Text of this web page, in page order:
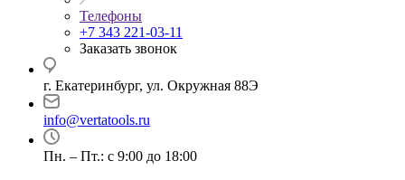
Телефоны
+7 343 221-03-11
Заказать звонок
г. Екатеринбург, ул. Окружная 88Э
info@vertatools.ru
Пн. – Пт.: с 9:00 до 18:00